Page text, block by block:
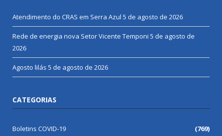
Atendimento do CRAS em Serra Azul 5 de agosto de 2026
Rede de energia nova Setor Vicente Temponi 5 de agosto de
2026
Agosto lilás 5 de agosto de 2026
CATEGORIAS
Boletins COVID-19 (769)